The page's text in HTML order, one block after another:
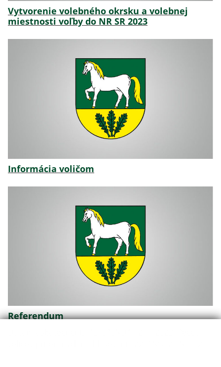
Vytvorenie volebného okrsku a volebnej
miestnosti voľby do NR SR 2023
Informácia voličom
Referendum